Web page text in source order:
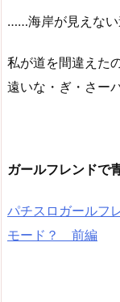
……海岸が見えない
私が道を間違えた
遠いな・ぎ・さー
ガールフレンド
パチスロガールフ
モード？ 前編